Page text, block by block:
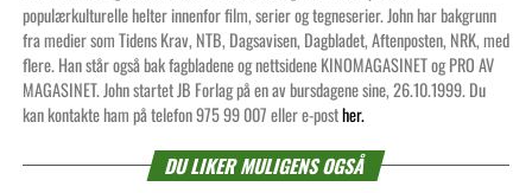
populærkulturelle helter innenfor film, serier og tegneserier. John har bakgrunn
fra medier som Tidens Krav, NTB, Dagsavisen, Dagbladet, Aftenposten, NRK, med
flere. Han står også bak fagbladene og nettsidene KINOMAGASINET og PRO AV
MAGASINET. John startet JB Forlag på en av bursdagene sine, 26.10.1999. Du
kan kontakte ham på telefon 975 99 007 eller e-posther.
DU LIKER MULIGENS OGSÅ